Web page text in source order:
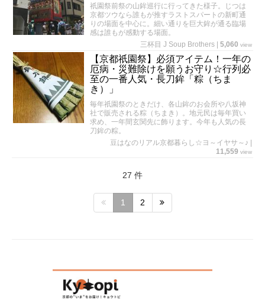
祇園祭前祭の山鉾巡行に行ってきた様子。じつは
京都ツウなら誰もが推すラストスパートの新町通
りの場面を中心に。細い通りを巨大鉾が通る臨場
感は誰もが感動する場面。
三杯目 J Soup Brothers
5,060 view
【京都祇園祭】必須アイテム！一年の
厄病・災難除けを願うお守り☆行列必
至の一番人気・長刀鉾「粽（ちま
き）」
毎年祇園祭のときだけ、各山鉾のお会所や八坂神
社で販売される粽（ちまき）。地元民は毎年買い
求め、一年間玄関先に飾ります。今年も人気の長
刀鉾の粽。
豆はなのリアル京都暮らし☆ヨ～イヤサ～♪
11,559 view
27 件
1 2